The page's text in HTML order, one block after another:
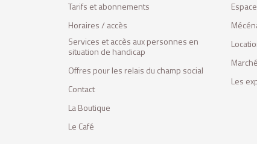
Tarifs et abonnements
Horaires / accès
Services et accès aux personnes en
situation de handicap
Offres pour les relais du champ social
Contact
La Boutique
Le Café
Les